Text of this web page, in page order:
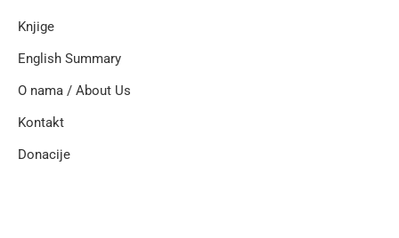
Knjige
English Summary
O nama / About Us
Kontakt
Donacije